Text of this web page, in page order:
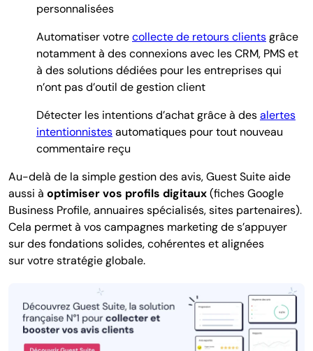
personnalisées
Automatiser votrecollecte de retours clientsgrâce
notamment à des connexions avec les CRM, PMS et
à des solutions dédiées pour les entreprises qui
n’ont pas d’outil de gestion client
Détecter les intentions d’achat grâce à desalertes
intentionnistesautomatiques pour tout nouveau
commentaire reçu
Au-delà de la simple gestion des avis, Guest Suite aide
aussi à optimiser vos profils digitaux(fiches Google
Business Profile, annuaires spécialisés, sites partenaires).
Cela permet à vos campagnes marketing de s’appuyer
sur des fondations solides, cohérentes et alignées
sur votre stratégie globale.